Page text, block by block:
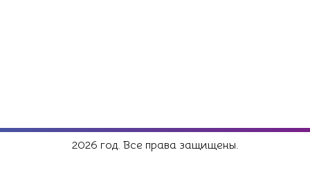
2026 год. Все права защищены.